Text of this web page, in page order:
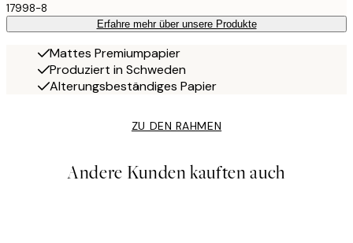
17998-8
Erfahre mehr über unsere Produkte
Mattes Premiumpapier
Produziert in Schweden
Alterungsbeständiges Papier
ZU DEN RAHMEN
Andere Kunden kauften auch